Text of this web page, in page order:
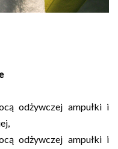
odżywczej ampułki i
odżywczej ampułki i